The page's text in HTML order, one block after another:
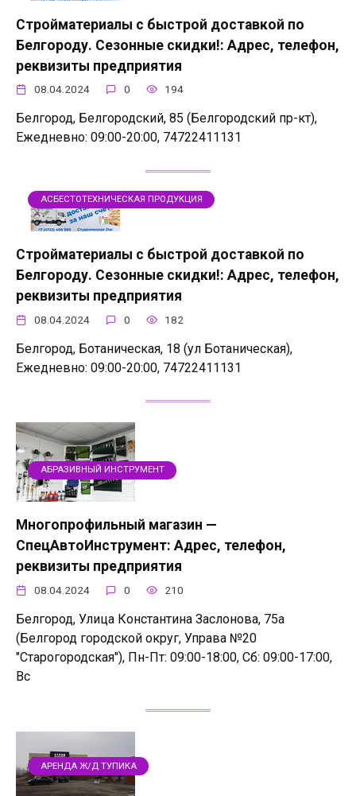
Стройматериалы с быстрой доставкой по
Белгороду. Сезонные скидки!: Адрес, телефон,
реквизиты предприятия
08.04.2024 0 194
Белгород, Белгородский, 85 (Белгородский пр-кт),
Ежедневно: 09:00-20:00, 74722411131
АСБЕСТОТЕХНИЧЕСКАЯ ПРОДУКЦИЯ
Стройматериалы с быстрой доставкой по
Белгороду. Сезонные скидки!: Адрес, телефон,
реквизиты предприятия
08.04.2024 0 182
Белгород, Ботаническая, 18 (ул Ботаническая),
Ежедневно: 09:00-20:00, 74722411131
АБРАЗИВНЫЙ ИНСТРУМЕНТ
Многопрофильный магазин —
СпецАвтоИнструмент: Адрес, телефон,
реквизиты предприятия
08.04.2024 0 210
Белгород, Улица Константина Заслонова, 75а
(Белгород городской округ, Управа №20
"Старогородская"), Пн-Пт: 09:00-18:00, Сб: 09:00-17:00,
Вс
АРЕНДА Ж/Д ТУПИКА